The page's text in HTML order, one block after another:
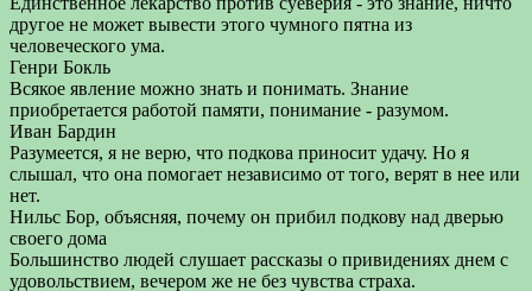
другое не может вывести этого чумного пятна из
человеческого ума.
Генри Бокль
Всякое явление можно знать и понимать. Знание
приобретается работой памяти, понимание - разумом.
Иван Бардин
Разумеется, я не верю, что подкова приносит удачу. Но я
слышал, что она помогает независимо от того, верят в нее или
нет.
Нильс Бор, объясняя, почему он прибил подкову над дверью
своего дома
Большинство людей слушает рассказы о привидениях днем с
удовольствием, вечером же не без чувства страха.